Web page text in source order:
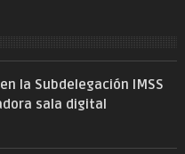
la Subdelegación IMSS
sala digital